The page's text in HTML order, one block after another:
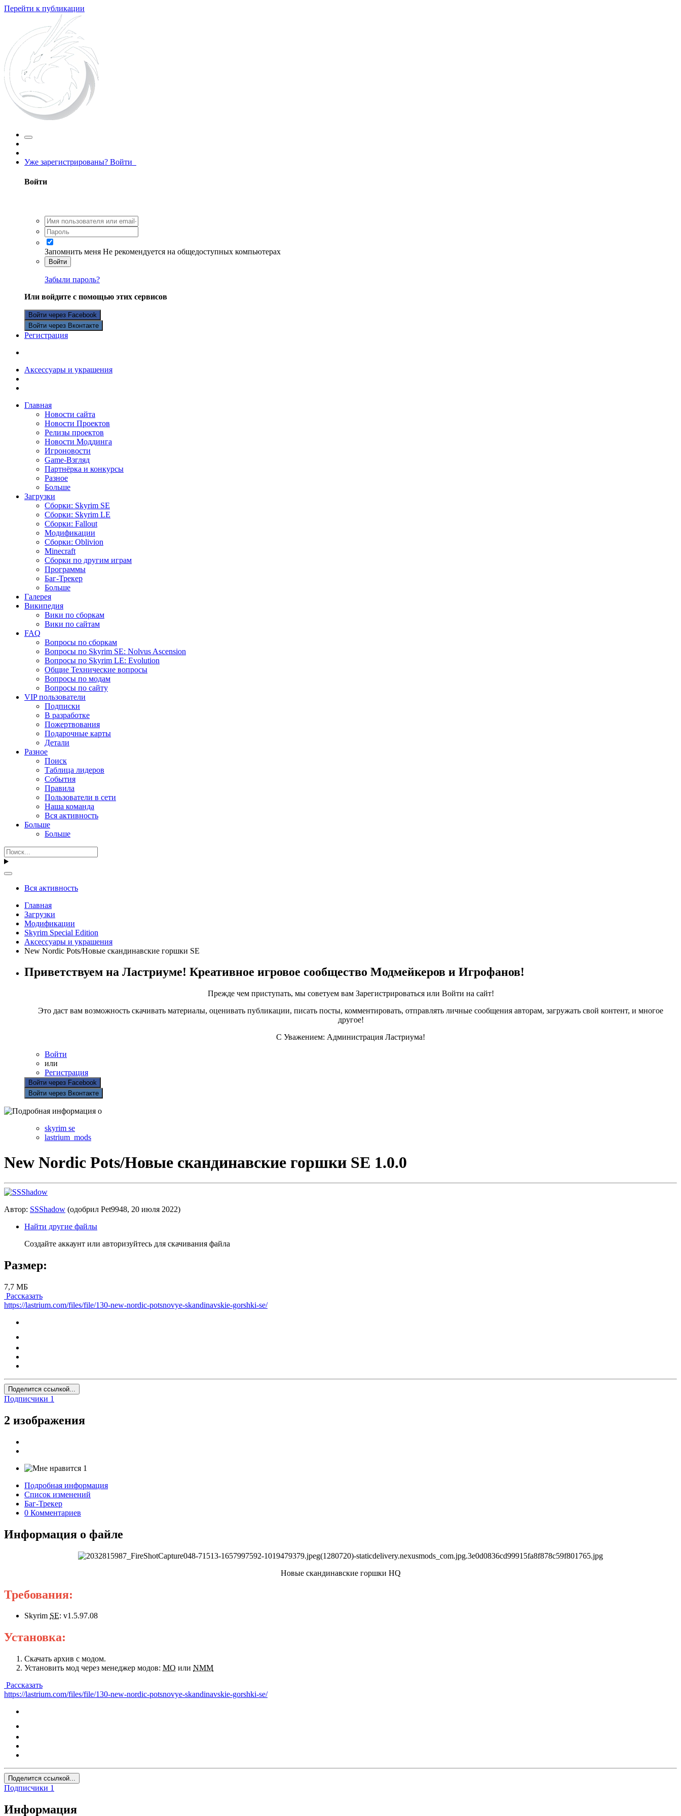
Перейти к публикации
Уже зарегистрированы? Войти
Войти
Запомнить меня Не рекомендуется на общедоступных компьютерах
Войти
Забыли пароль?
Или войдите с помощью этих сервисов
Войти через Facebook
Войти через Вконтакте
Регистрация
Аксессуары и украшения
Главная
Новости сайта
Новости Проектов
Релизы проектов
Новости Моддинга
Игроновости
Game-Взгляд
Партнёрка и конкурсы
Разное
Больше
Загрузки
Сборки: Skyrim SE
Сборки: Skyrim LE
Сборки: Fallout
Модификации
Сборки: Oblivion
Minecraft
Сборки по другим играм
Программы
Баг-Трекер
Больше
Галерея
Википедия
Вики по сборкам
Вики по сайтам
FAQ
Вопросы по сборкам
Вопросы по Skyrim SE: Nolvus Ascension
Вопросы по Skyrim LE: Evolution
Общие Технические вопросы
Вопросы по модам
Вопросы по сайту
VIP пользователи
Подписки
В разработке
Пожертвования
Подарочные карты
Детали
Разное
Поиск
Таблица лидеров
События
Правила
Пользователи в сети
Наша команда
Вся активность
Больше
Больше
Вся активность
Главная
Загрузки
Модификации
Skyrim Special Edition
Аксессуары и украшения
New Nordic Pots/Новые скандинавские горшки SE
Приветствуем на Ластриуме! Креативное игровое сообщество Модмейкеров и Игрофанов!
Прежде чем приступать, мы советуем вам Зарегистрироваться или Войти на сайт!
Это даст вам возможность скачивать материалы, оценивать публикации, писать посты, комментировать, отправлять личные сообщения авторам, загружать свой контент, и многое
другое!
С Уважением: Администрация Ластриума!
Войти
или
Регистрация
Войти через Facebook
Войти через Вконтакте
skyrim se
lastrium_mods
New Nordic Pots/Новые скандинавские горшки SE 1.0.0
Автор: SSShadow (одобрил Pet9948, 20 июля 2022)
Найти другие файлы
Создайте аккаунт или авторизуйтесь для скачивания файла
Размер:
7,7 МБ
Рассказать
https://lastrium.com/files/file/130-new-nordic-potsnovye-skandinavskie-gorshki-se/
Поделится ссылкой...
Подписчики 1
2 изображения
1
Подробная информация
Список изменений
Баг-Трекер
0 Комментариев
Информация о файле
Новые скандинавские горшки HQ
Требования:
Skyrim SE: v1.5.97.08
Установка:
Скачать архив с модом.
Установить мод через менеджер модов: MO или NMM
Рассказать
https://lastrium.com/files/file/130-new-nordic-potsnovye-skandinavskie-gorshki-se/
Поделится ссылкой...
Подписчики 1
Информация